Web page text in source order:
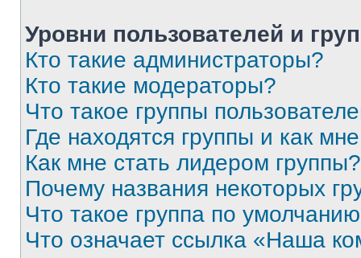
Уровни пользователей и
Кто такие администраторы?
Кто такие модераторы?
Что такое группы
Где находятся группы и как
Как мне стать лидером группы?
Почему названия некоторых
Что такое группа по
Что означает ссылка «Наша